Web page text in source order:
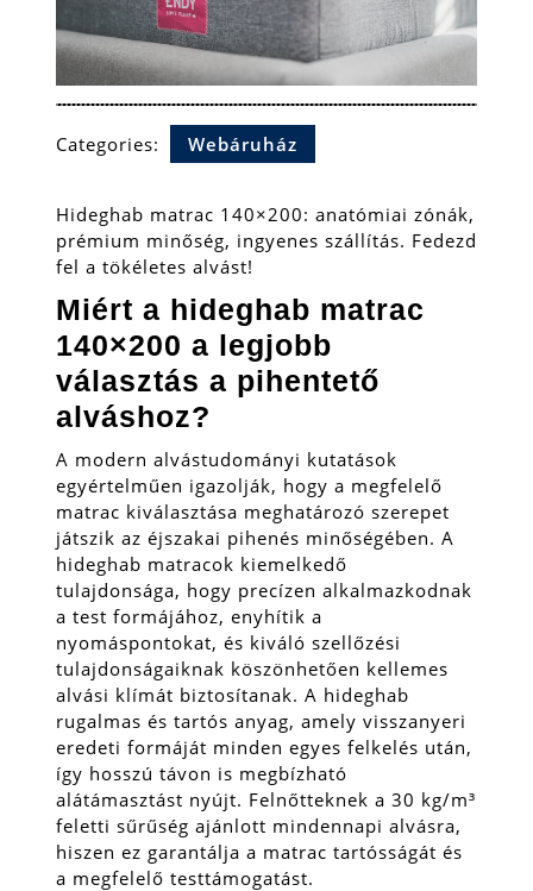
Categories: Webáruház
Hideghab matrac 140×200: anatómiai zónák,
prémium minőség, ingyenes szállítás. Fedezd
fel a tökéletes alvást!
Miért a hideghab matrac
140×200 a legjobb
választás a pihentető
alváshoz?
A modern alvástudományi kutatások
egyértelműen igazolják, hogy a megfelelő
matrac kiválasztása meghatározó szerepet
játszik az éjszakai pihenés minőségében. A
hideghab matracok kiemelkedő
tulajdonsága, hogy precízen alkalmazkodnak
a test formájához, enyhítik a
nyomáspontokat, és kiváló szellőzési
tulajdonságaiknak köszönhetően kellemes
alvási klímát biztosítanak. A hideghab
rugalmas és tartós anyag, amely visszanyeri
eredeti formáját minden egyes felkelés után,
így hosszú távon is megbízható
alátámasztást nyújt. Felnőtteknek a 30 kg/m³
feletti sűrűség ajánlott mindennapi alvásra,
hiszen ez garantálja a matrac tartósságát és
a megfelelő testtámogatást.